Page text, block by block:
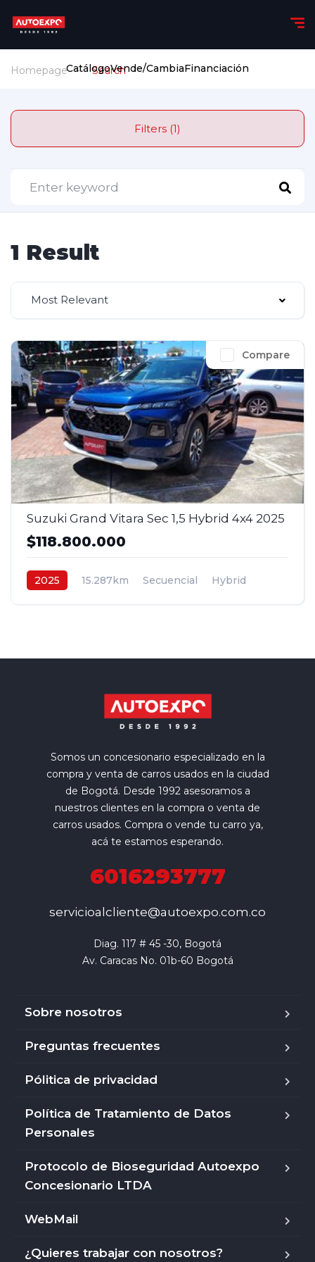
CatálogoVende/CambiaFinanciación
Homepage Search
Filters (1)
1 Result
Most Relevant
Compare
Suzuki Grand Vitara Sec 1,5 Hybrid 4x4 2025
$118.800.000
2025 15.287km Secuencial
Hybrid
Somos un concesionario especializado en la
compra y venta de carros usados en la ciudad
de Bogotá. Desde 1992 asesoramos a
nuestros clientes en la compra o venta de
carros usados. Compra o vende tu carro ya,
acá te estamos esperando.
6016293777
servicioalcliente@autoexpo.com.co
Diag. 117 # 45 -30, Bogotá
Av. Caracas No. 01b-60 Bogotá
Sobre nosotros
Preguntas frecuentes
Pólitica de privacidad
Política de Tratamiento de Datos
Personales
Protocolo de Bioseguridad Autoexpo
Concesionario LTDA
WebMail
¿Quieres trabajar con nosotros?